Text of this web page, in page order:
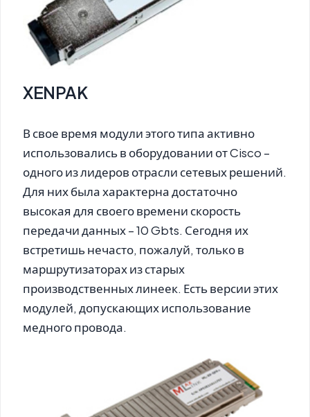
XENPAK
В свое время модули этого типа активно
использовались в оборудовании от Cisco –
одного из лидеров отрасли сетевых решений.
Для них была характерна достаточно
высокая для своего времени скорость
передачи данных – 10 Gbts. Сегодня их
встретишь нечасто, пожалуй, только в
маршрутизаторах из старых
производственных линеек. Есть версии этих
модулей, допускающих использование
медного провода.